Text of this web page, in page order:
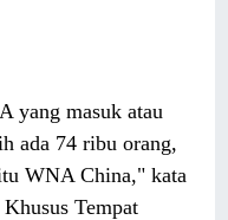
yang masuk atau
ada 74 ribu orang,
WNA China," kata
Tempat